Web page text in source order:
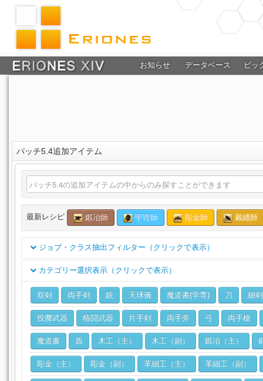
お知らせ データベース ピッ
パッチ5.4追加アイテム
最新レシピ 鍛冶師 甲冑師 彫金師 裁縫師
ジョブ・クラス抽出フィルター（クリックで表示）
クラス
ジョブ
カテゴリー選択表示（クリックで表示）
双剣 両手剣 銃 天球儀 魔道書(学専) 刀 細剣
投擲武器 格闘武器 片手剣 両手斧 弓 両手槍
魔道書 盾 木工（主） 木工（副） 鍛冶（主）
彫金（主） 彫金（副） 革細工（主） 革細工（副）